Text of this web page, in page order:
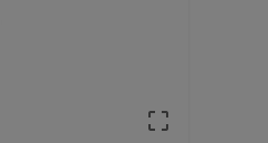
